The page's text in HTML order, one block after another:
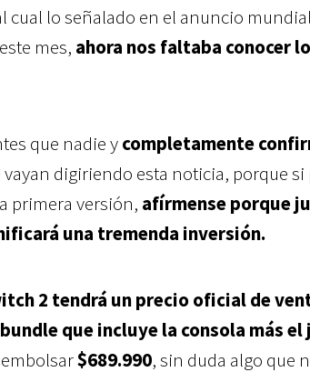
cual lo señalado en el anuncio
mes, ahora nos faltaba conocer
que nadie ycompletamente
digiriendo esta noticia, porque
primera versión, afírmense porque
una tremenda inversión.
2 tendrá un precio oficial de
bundle que incluye la consola más
$689.990, sin duda algo que